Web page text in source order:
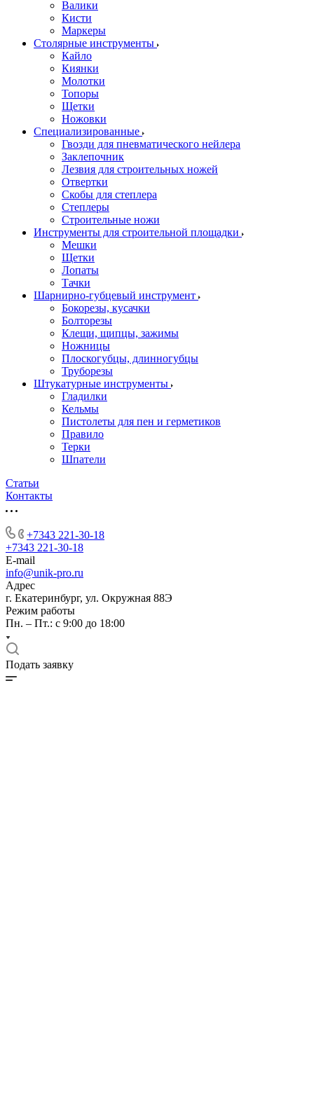
Валики
Кисти
Маркеры
Столярные инструменты
Кайло
Киянки
Молотки
Топоры
Щетки
Ножовки
Специализированные
Гвозди для пневматического нейлера
Заклепочник
Лезвия для строительных ножей
Отвертки
Скобы для степлера
Степлеры
Строительные ножи
Инструменты для строительной площадки
Мешки
Щетки
Лопаты
Тачки
Шарнирно-губцевый инструмент
Бокорезы, кусачки
Болторезы
Клещи, щипцы, зажимы
Ножницы
Плоскогубцы, длинногубцы
Труборезы
Штукатурные инструменты
Гладилки
Кельмы
Пистолеты для пен и герметиков
Правило
Терки
Шпатели
Статьи
Контакты
+7343 221-30-18
+7343 221-30-18
E-mail
info@unik-pro.ru
Адрес
г. Екатеринбург, ул. Окружная 88Э
Режим работы
Пн. – Пт.: с 9:00 до 18:00
Подать заявку